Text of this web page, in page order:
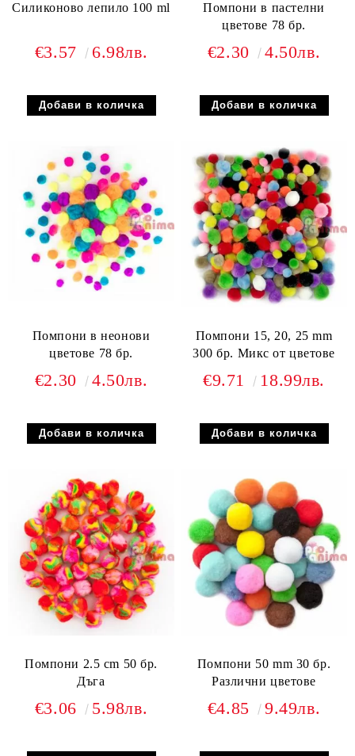
Силиконово лепило 100 ml
€3.57 6.98лв.
Помпони в пастелни
цветове 78 бр.
€2.30 4.50лв.
Помпони в неонови
цветове 78 бр.
€2.30 4.50лв.
Помпони 15, 20, 25 mm
300 бр. Микс от цветове
€9.71 18.99лв.
Помпони 2.5 cm 50 бр.
Дъга
€3.06 5.98лв.
Помпони 50 mm 30 бр.
Различни цветове
€4.85 9.49лв.